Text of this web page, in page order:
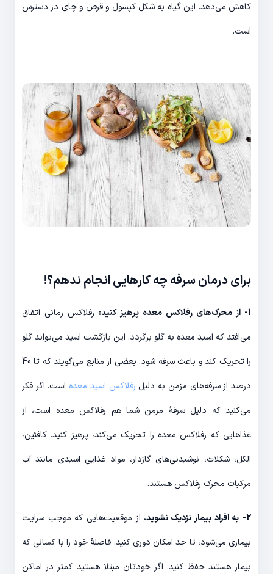
کاهش می‌دهد. این گیاه به شکل کپسول و قرص و چای در دسترس
است.
برای درمان سرفه چه کارهایی انجام ندهم؟!
1- از محرک‌های رفلاکس معده پرهیز کنید:
رفلاکس زمانی اتفاق
می‌افتد که اسید معده به گلو برگردد. این بازگشت اسید می‌تواند گلو
را تحریک کند و باعث سرفه شود. بعضی از منابع می‌گویند که تا 40
درصد از سرفه‌های مزمن به دلیل رفلاکس اسید معده است. اگر فکر
می‌کنید که دلیل سرفۀ مزمن شما هم رفلاکس معده است، از
غذاهایی که رفلاکس معده را تحریک می‌کند، پرهیز کنید. کافئین،
الکل، شکلات، نوشیدنی‌های گازدار، مواد غذایی اسیدی مانند آب
مرکبات محرک رفلاکس هستند.
2- به افراد بیمار نزدیک نشوید. از موقعیت‌هایی که موجب سرایت
بیماری می‌شود، تا حد امکان دوری کنید. فاصلۀ خود را با کسانی که
بیمار هستند حفظ کنید. اگر خودتان مبتلا هستید کمتر در اماکن